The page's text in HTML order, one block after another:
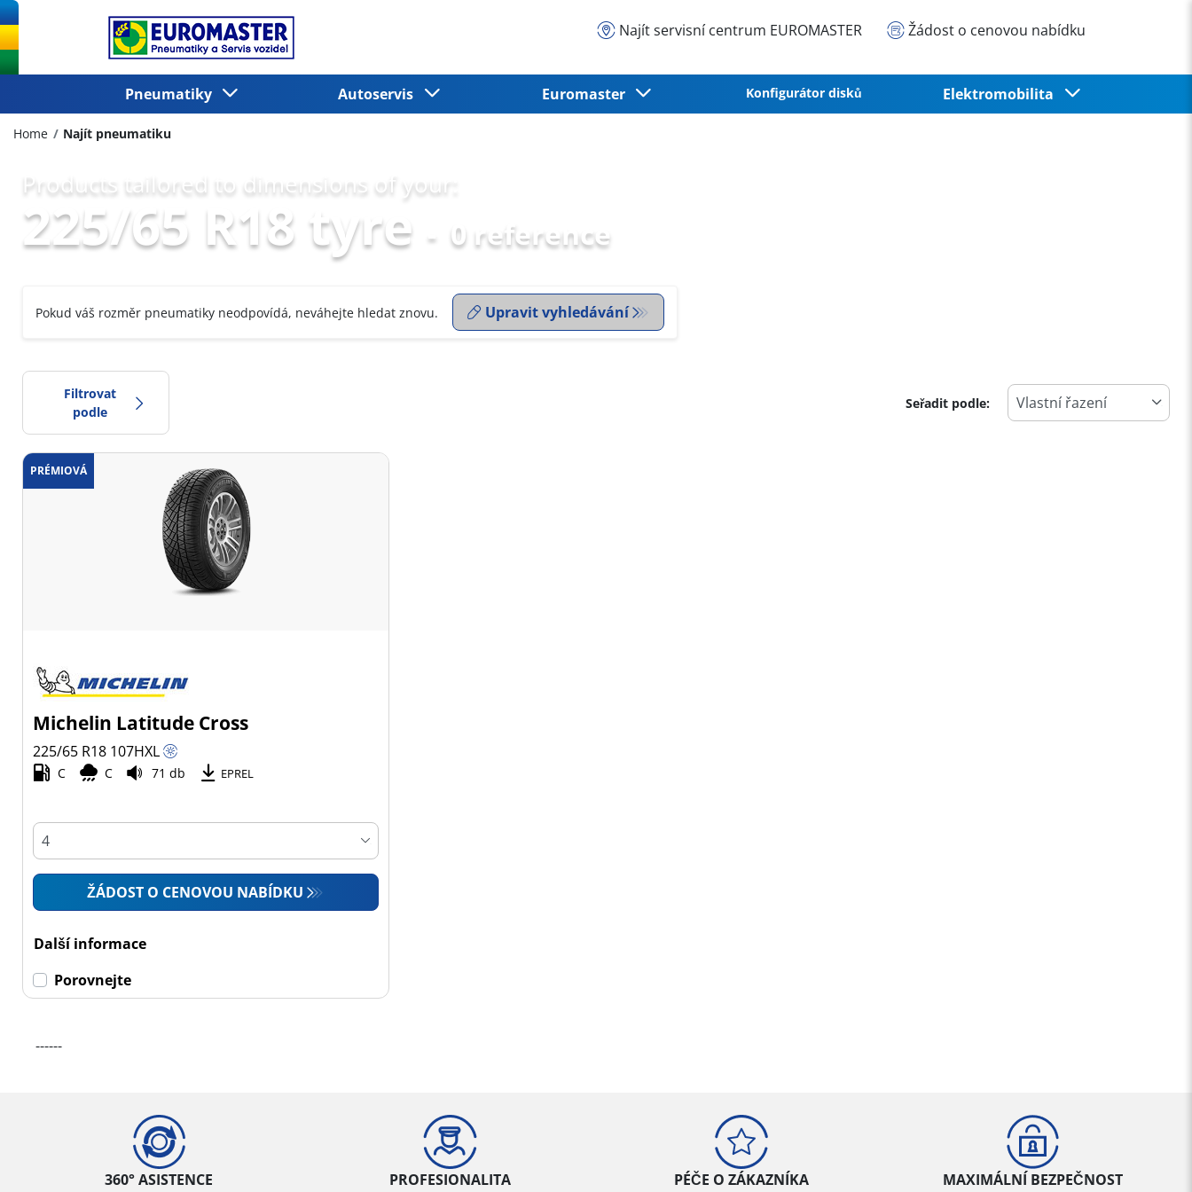
Najít servisní centrum EUROMASTER Žádost o cenovou nabídku
Pneumatiky Autoservis Euromaster Konfigurátor disků Elektromobilita
Home Najít pneumatiku
Products tailored to dimensions of your:
225/65 R18 tyre - 0 reference
Pokud váš rozměr pneumatiky neodpovídá, neváhejte hledat znovu. Upravit vyhledávání
Filtrovat
podle
Cena
0 2
Všechny typy (1)
Celoroční (0)
Všechny typy (1)
Dodávka (0)
Campingový vůz (0)
(0)
Seřadit podle:
PRÉMIOVÁ
Michelin Latitude Cross
225/65 R18 107HXL
C C 71 db EPREL
ŽÁDOST O CENOVOU NABÍDKU
Další informace
Porovnejte
------
360° ASISTENCE
PROFESIONALITA
PÉČE O ZÁKAZNÍKA
MAXIMÁLNÍ BEZPEČNOST